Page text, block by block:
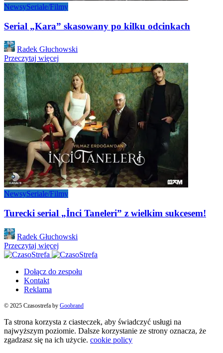
NewsySeriale/Filmy
Serial „Kara” skasowany po kilku odcinkach
Posted
by
Radek Głuchowski
Przeczytaj więcej
NewsySeriale/Filmy
Turecki serial „İnci Taneleri” z wielkim sukcesem!
Posted
by
Radek Głuchowski
Przeczytaj więcej
Dołącz do zespołu
Kontakt
Reklama
© 2025 Czasostrefa by Goobrand
Ta strona korzysta z ciasteczek, aby świadczyć usługi na
najwyższym poziomie. Dalsze korzystanie ze strony oznacza, że
zgadzasz się na ich użycie. cookie policy